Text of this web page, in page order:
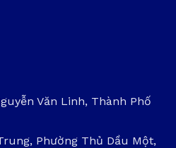
Văn Linh, Thành Phố
Phường Thủ Dầu Một,